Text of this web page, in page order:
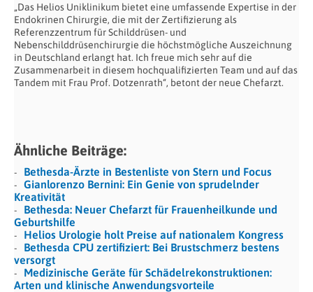
„Das Helios Uniklinikum bietet eine umfassende Expertise in der
Endokrinen Chirurgie, die mit der Zertifizierung als
Referenzzentrum für Schilddrüsen- und
Nebenschilddrüsenchirurgie die höchstmögliche Auszeichnung
in Deutschland erlangt hat. Ich freue mich sehr auf die
Zusammenarbeit in diesem hochqualifizierten Team und auf das
Tandem mit Frau Prof. Dotzenrath“, betont der neue Chefarzt.
Ähnliche Beiträge:
Bethesda-Ärzte in Bestenliste von Stern und Focus
Gianlorenzo Bernini: Ein Genie von sprudelnder
Kreativität
Bethesda: Neuer Chefarzt für Frauenheilkunde und
Geburtshilfe
Helios Urologie holt Preise auf nationalem Kongress
Bethesda CPU zertifiziert: Bei Brustschmerz bestens
versorgt
Medizinische Geräte für Schädelrekonstruktionen:
Arten und klinische Anwendungsvorteile